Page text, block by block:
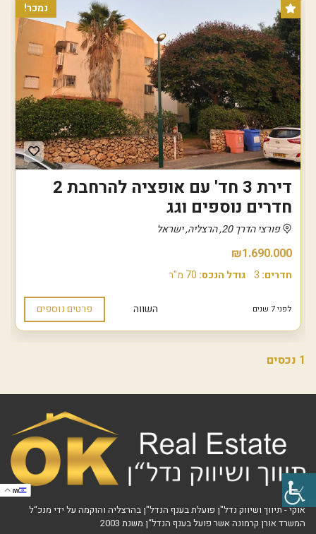
נמכר!
דירת 3 חד' עם אופציה להרחבת 2
חדרים נוספים וגג
פורצי הדרך 20, הרצליה, ישראל
₪1.690.000
חדרים: 3 גודל הנכס: 70 מ"ר
לפני 7 שנים השווה פרטים נוספים
1 נכסים
אוקי - תיווך ושיווק נדל"ן פועלת בענף הנדל"ן בהרצליה והוקמה על ידי מנכ“ל
המשרד אורן קרמונה אשר פועל בענף הנדל“ן משנת 2003
IW